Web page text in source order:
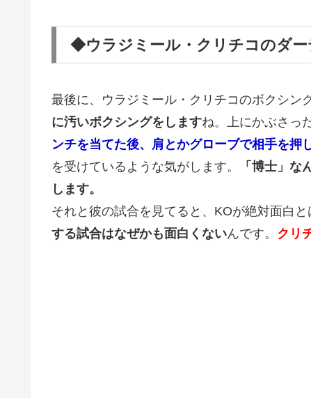
◆ウラジミール・クリチコのダー
最後に、ウラジミール・クリチコのボクシン
に汚いボクシングをしますね。上にかぶさっ
ンチを当てた後、肩とかグローブで相手を押
を受けているような気がします。
「博士」
します。
それと彼の試合を見てると、KOが絶対面白
する試合はなぜかも面白くないんです。 クリ